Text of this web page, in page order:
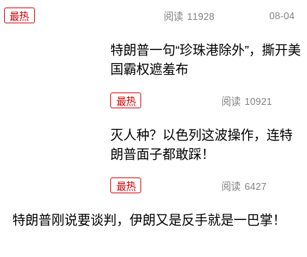
最热 阅读 11928 08-04
特朗普一句“珍珠港除外”，撕开美
国霸权遮羞布
最热 阅读 10921
灭人种？以色列这波操作，连特
朗普面子都敢踩！
最热 阅读 6427
特朗普刚说要谈判，伊朗又是反手就是一巴掌！